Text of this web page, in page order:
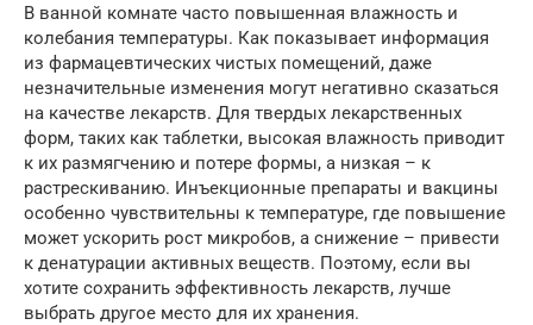
В ванной комнате часто повышенная влажность и
колебания температуры. Как показывает информация
из фармацевтических чистых помещений, даже
незначительные изменения могут негативно сказаться
на качестве лекарств. Для твердых лекарственных
форм, таких как таблетки, высокая влажность приводит
к их размягчению и потере формы, а низкая – к
растрескиванию. Инъекционные препараты и вакцины
особенно чувствительны к температуре, где повышение
может ускорить рост микробов, а снижение – привести
к денатурации активных веществ. Поэтому, если вы
хотите сохранить эффективность лекарств, лучше
выбрать другое место для их хранения.